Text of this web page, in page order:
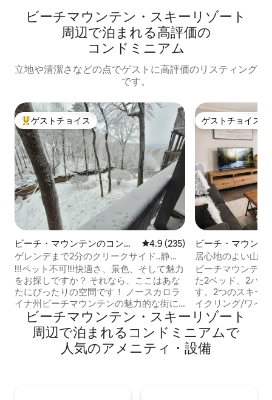
ビーチマウンテン・スキーリゾート
周⁠辺⁠で泊⁠ま⁠れ⁠る高⁠評⁠価⁠の
コ⁠ン⁠ド⁠ミ⁠ニ⁠ア⁠ム
立地や清潔さなどの点でゲストに高評価のリスティング
です。
大好評のゲストチョイスです。
ゲストチョイス
ビーチ・マウンテンのコンド
ミニアム
レビュー235件、5つ星中4.9つ
4.9 (235)
ゲレンデまで2分のクリークサイド..静か
でプライベートなロケーション
!!!ペット不可!!!快適さ、景色、そして魅力
をお探しですか？ それなら、ここはあな
たにぴったりの空間です！ ノースカロラ
イナ州ビーチマウンテンの魅力的な街に
ある、全面改装済みの2ベッドルーム、2
バスルームのコンドミニアムで、まるで
我が家のようにくつろぎましょう。カッ
プル、6人家族、または友人との休暇に最
ゲストチョイス
ゲストチョイス
ビーチ・マウンテ
ミニアム
居心地のよい山の
屋内プール/ジャ
ビーチマウンテ
た2ベッド、2バ
す。2つのスキー
イクリング/ワイ
置する、この快適
家は、年間を通
し、設備の整った
ルーム、ビーチマ
ビーチマウンテン・スキーリゾート
周⁠辺⁠で泊⁠ま⁠れ⁠るコ⁠ン⁠ド⁠ミ⁠ニ⁠ア⁠ム⁠で
人⁠気⁠のア⁠メ⁠ニ⁠テ⁠ィ・設⁠備